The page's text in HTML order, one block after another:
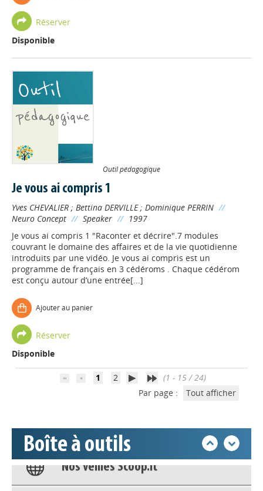
Réserver
Disponible
Outil pédagogique
Je vous ai compris 1
Yves CHEVALIER ; Bettina DERVILLE; Dominique PERRIN //
Neuro Concept // Speaker // 1997
Je vous ai compris 1 "Raconter et décrire".7 modules
couvrant le domaine des affaires et de la vie quotidienne
introduits par une vidéo. Je vous ai compris est un
programme de français en 3 cédéroms . Chaque cédérom
est conçu autour d’une entrée[...]
Ajouter au panier
Réserver
Disponible
1 2
(1 - 15 / 24)
Par page :
Tout afficher
Boîte à outils
déconnecter)
Nos veilles Scoop.it
Appels à projets